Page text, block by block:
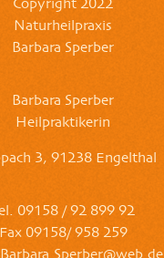
Copyright 2022
Naturheilpraxis
Barbara Sperber
Barbara Sperber
Heilpraktikerin
3, 91238 Engelthal
09158 / 92 899 92
Fax 09158/ 958 259